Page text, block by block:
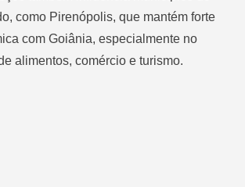
como Pirenópolis, que mantém forte
com Goiânia, especialmente no
alimentos, comércio e turismo.